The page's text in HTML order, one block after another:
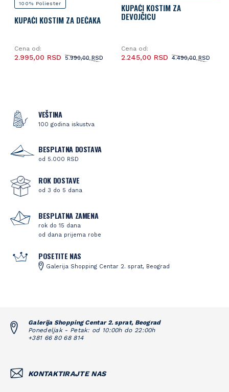
100% Poliester
KUPAĆI KOSTIM ZA DEČAKA
Cena od:
5.990,00 RSD
2.995,00 RSD
KUPAĆI KOSTIM ZA
DEVOJČICU
Cena od:
4.490,00 RSD
2.245,00 RSD
VEŠTINA
100 godina iskustva
BESPLATNA DOSTAVA
od 5.000 RSD
ROK DOSTAVE
od 3 do 5 dana
BESPLATNA ZAMENA
rok do 15 dana
od dana prijema robe
POSETITE NAS
Galerija Shopping Centar 2. sprat, Beograd
Galerija Shopping Centar 2. sprat, Beograd
Ponedeljak - Petak: od 10:00h do 22:00h
+381 66 80 68 814
KONTAKTIRAJTE NAS